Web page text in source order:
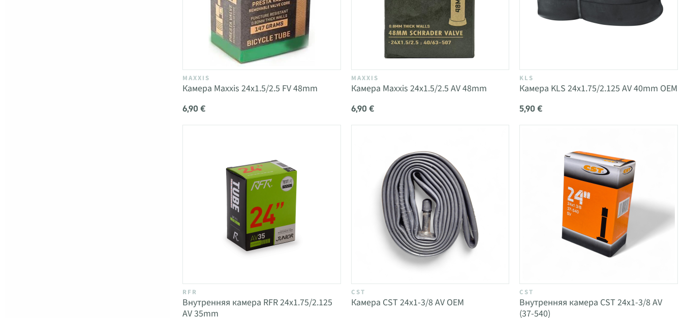
MAXXIS
Камера Maxxis 24x1.5/2.5 FV 48mm
6,90 €
MAXXIS
Камера Maxxis 24x1.5/2.5 AV 48mm
6,90 €
KLS
Камера KLS 24x1.75/2.125 AV 40mm OEM
5,90 €
RFR
Внутренняя камера RFR 24x1.75/2.125
AV 35mm
CST
Камера CST 24x1-3/8 AV OEM
CST
Внутренняя камера CST 24x1-3/8 AV
(37-540)